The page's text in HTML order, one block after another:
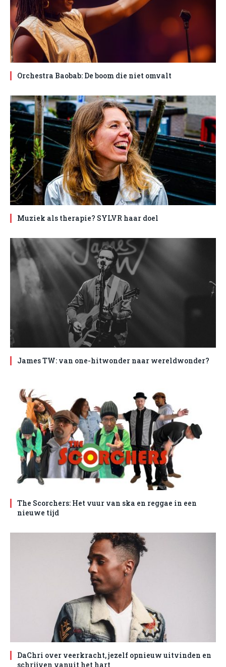
Orchestra Baobab: De boom die niet omvalt
Muziek als therapie? SYLVR haar doel
James TW: van one-hitwonder naar wereldwonder?
The Scorchers: Het vuur van ska en reggae in een
nieuwe tijd
DaChri over veerkracht, jezelf opnieuw uitvinden en
schrijven vanuit het hart